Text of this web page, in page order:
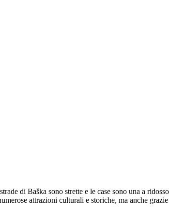
di Baška sono strette e le case sono una a
attrazioni culturali e storiche, ma anche